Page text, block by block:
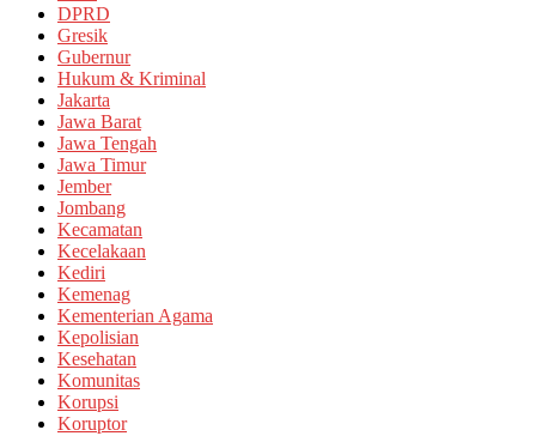
DPRD
Gresik
Gubernur
Hukum & Kriminal
Jakarta
Jawa Barat
Jawa Tengah
Jawa Timur
Jember
Jombang
Kecamatan
Kecelakaan
Kediri
Kemenag
Kementerian Agama
Kepolisian
Kesehatan
Komunitas
Korupsi
Koruptor